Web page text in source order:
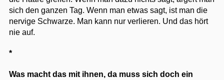
sich den ganzen Tag. Wenn man etwas sagt, ist man die
nervige Schwarze. Man kann nur verlieren. Und das hört
nie auf.
*
Was macht das mit ihnen, da muss sich doch ein